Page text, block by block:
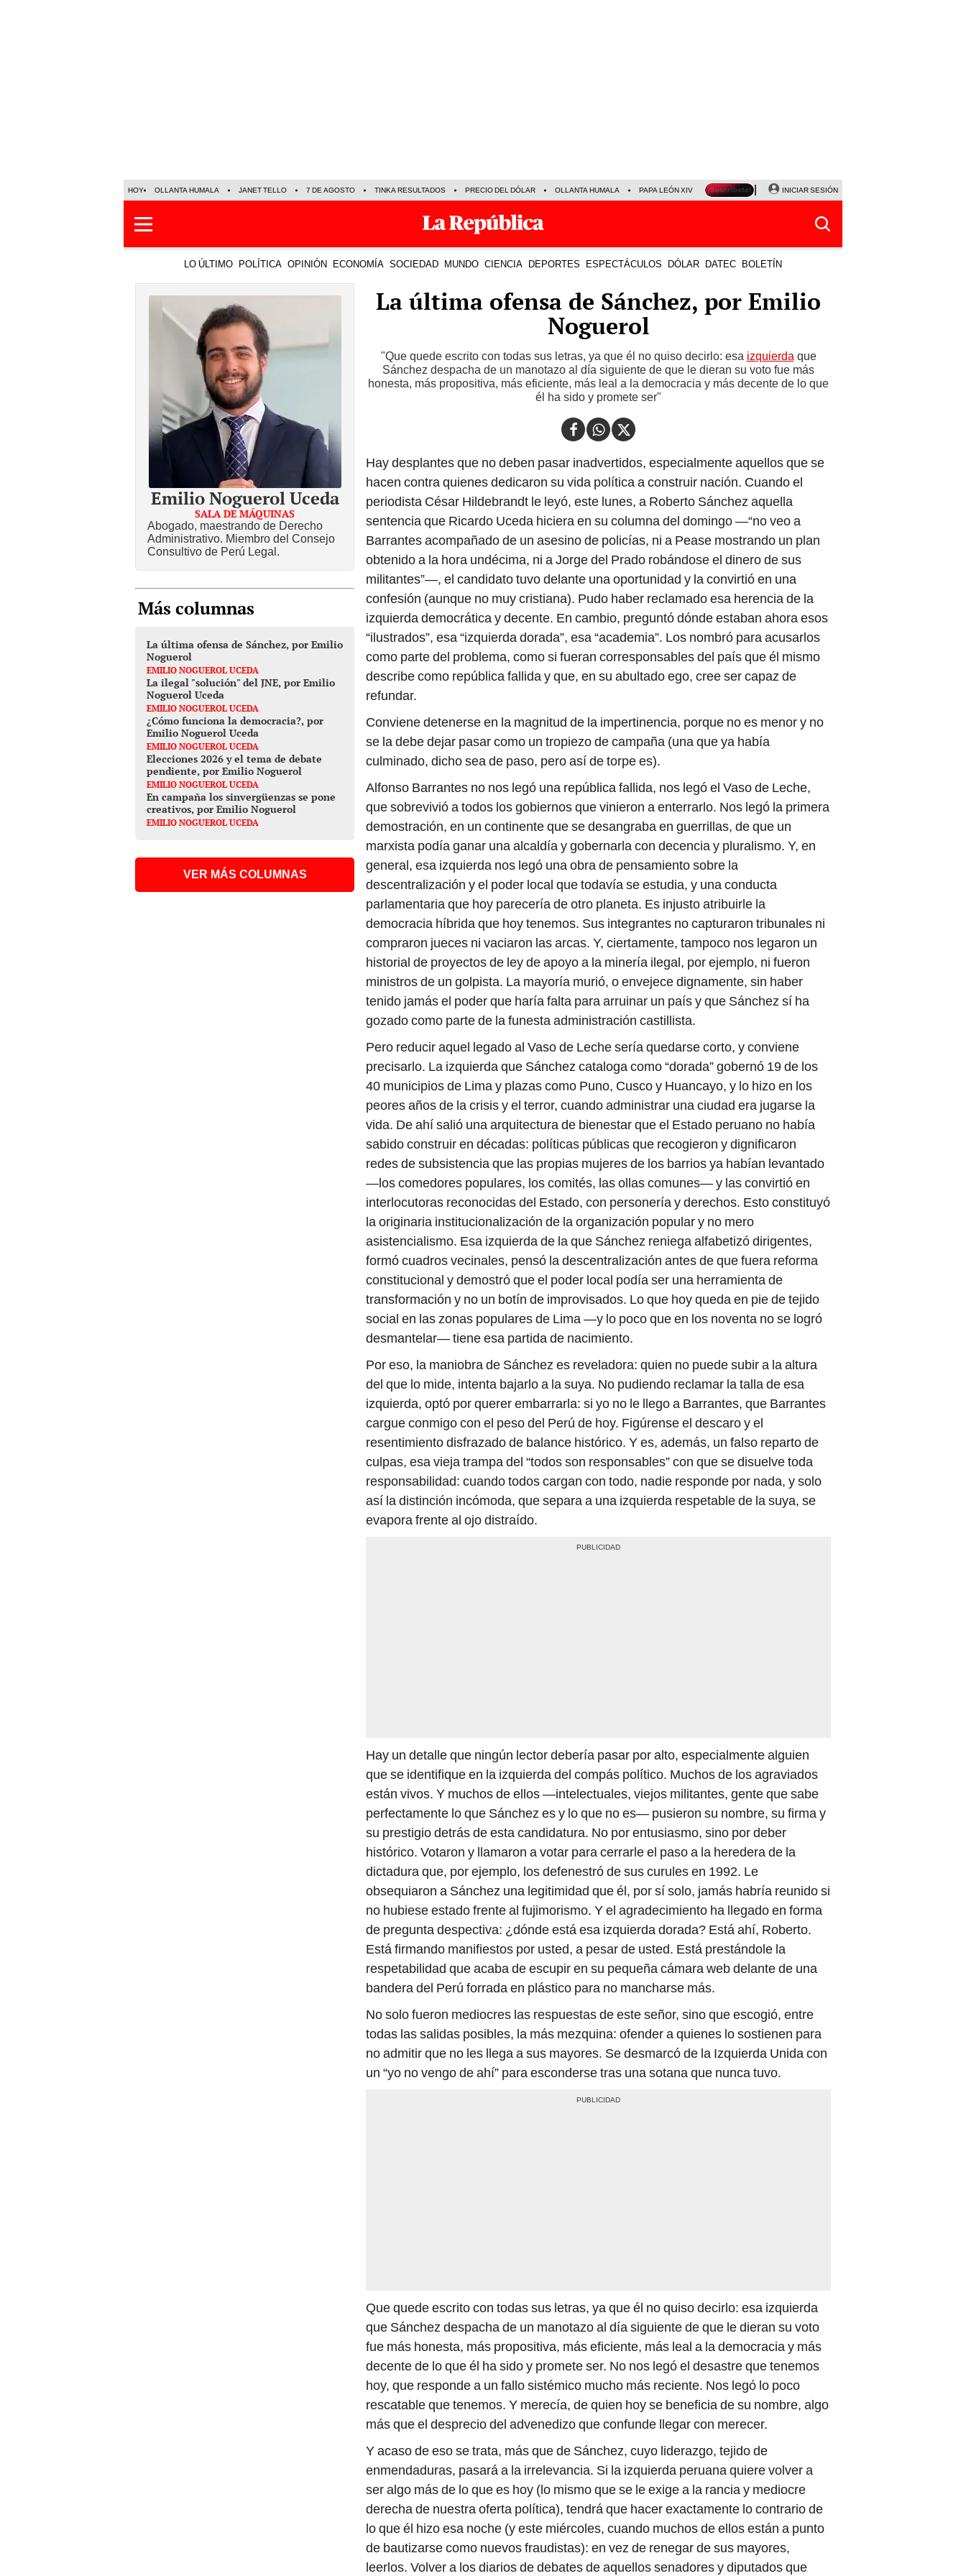
HOY OLLANTA HUMALA JANET TELLO 7 DE AGOSTO TINKA RESULTADOS PRECIO DEL DÓLAR OLLANTA HUMALA PAPA LEÓN XIV NALDY SALDAÑA LA BELLA LUZ
INICIAR SESIÓN
LO ÚLTIMO POLÍTICA OPINIÓN ECONOMÍA SOCIEDAD MUNDO CIENCIA DEPORTES ESPECTÁCULOS DÓLAR DATEC BOLETÍN
La última ofensa de Sánchez, por Emilio
Noguerol
"Que quede escrito con todas sus letras, ya que él no quiso decirlo: esa izquierdaque
Sánchez despacha de un manotazo al día siguiente de que le dieran su voto fue más
honesta, más propositiva, más eficiente, más leal a la democracia y más decente de lo que
él ha sido y promete ser"
Hay desplantes que no deben pasar inadvertidos, especialmente aquellos que se
hacen contra quienes dedicaron su vida política a construir nación. Cuando el
periodista César Hildebrandt le leyó, este lunes, a Roberto Sánchez aquella
sentencia que Ricardo Uceda hiciera en su columna del domingo —“no veo a
Barrantes acompañado de un asesino de policías, ni a Pease mostrando un plan
obtenido a la hora undécima, ni a Jorge del Prado robándose el dinero de sus
militantes”—, el candidato tuvo delante una oportunidad y la convirtió en una
confesión (aunque no muy cristiana). Pudo haber reclamado esa herencia de la
izquierda democrática y decente. En cambio, preguntó dónde estaban ahora esos
“ilustrados”, esa “izquierda dorada”, esa “academia”. Los nombró para acusarlos
como parte del problema, como si fueran corresponsables del país que él mismo
describe como república fallida y que, en su abultado ego, cree ser capaz de
refundar.
Conviene detenerse en la magnitud de la impertinencia, porque no es menor y no
se la debe dejar pasar como un tropiezo de campaña (una que ya había
culminado, dicho sea de paso, pero así de torpe es).
Alfonso Barrantes no nos legó una república fallida, nos legó el Vaso de Leche,
que sobrevivió a todos los gobiernos que vinieron a enterrarlo. Nos legó la primera
demostración, en un continente que se desangraba en guerrillas, de que un
marxista podía ganar una alcaldía y gobernarla con decencia y pluralismo. Y, en
general, esa izquierda nos legó una obra de pensamiento sobre la
descentralización y el poder local que todavía se estudia, y una conducta
parlamentaria que hoy parecería de otro planeta. Es injusto atribuirle la
democracia híbrida que hoy tenemos. Sus integrantes no capturaron tribunales ni
compraron jueces ni vaciaron las arcas. Y, ciertamente, tampoco nos legaron un
historial de proyectos de ley de apoyo a la minería ilegal, por ejemplo, ni fueron
ministros de un golpista. La mayoría murió, o envejece dignamente, sin haber
tenido jamás el poder que haría falta para arruinar un país y que Sánchez sí ha
gozado como parte de la funesta administración castillista.
Pero reducir aquel legado al Vaso de Leche sería quedarse corto, y conviene
precisarlo. La izquierda que Sánchez cataloga como “dorada” gobernó 19 de los
40 municipios de Lima y plazas como Puno, Cusco y Huancayo, y lo hizo en los
peores años de la crisis y el terror, cuando administrar una ciudad era jugarse la
vida. De ahí salió una arquitectura de bienestar que el Estado peruano no había
sabido construir en décadas: políticas públicas que recogieron y dignificaron
redes de subsistencia que las propias mujeres de los barrios ya habían levantado
—los comedores populares, los comités, las ollas comunes— y las convirtió en
interlocutoras reconocidas del Estado, con personería y derechos. Esto constituyó
la originaria institucionalización de la organización popular y no mero
asistencialismo. Esa izquierda de la que Sánchez reniega alfabetizó dirigentes,
formó cuadros vecinales, pensó la descentralización antes de que fuera reforma
constitucional y demostró que el poder local podía ser una herramienta de
transformación y no un botín de improvisados. Lo que hoy queda en pie de tejido
social en las zonas populares de Lima —y lo poco que en los noventa no se logró
desmantelar— tiene esa partida de nacimiento.
Por eso, la maniobra de Sánchez es reveladora: quien no puede subir a la altura
del que lo mide, intenta bajarlo a la suya. No pudiendo reclamar la talla de esa
izquierda, optó por querer embarrarla: si yo no le llego a Barrantes, que Barrantes
cargue conmigo con el peso del Perú de hoy. Figúrense el descaro y el
resentimiento disfrazado de balance histórico. Y es, además, un falso reparto de
culpas, esa vieja trampa del “todos son responsables” con que se disuelve toda
responsabilidad: cuando todos cargan con todo, nadie responde por nada, y solo
así la distinción incómoda, que separa a una izquierda respetable de la suya, se
evapora frente al ojo distraído.
Hay un detalle que ningún lector debería pasar por alto, especialmente alguien
que se identifique en la izquierda del compás político. Muchos de los agraviados
están vivos. Y muchos de ellos —intelectuales, viejos militantes, gente que sabe
perfectamente lo que Sánchez es y lo que no es— pusieron su nombre, su firma y
su prestigio detrás de esta candidatura. No por entusiasmo, sino por deber
histórico. Votaron y llamaron a votar para cerrarle el paso a la heredera de la
dictadura que, por ejemplo, los defenestró de sus curules en 1992. Le
obsequiaron a Sánchez una legitimidad que él, por sí solo, jamás habría reunido si
no hubiese estado frente al fujimorismo. Y el agradecimiento ha llegado en forma
de pregunta despectiva: ¿dónde está esa izquierda dorada? Está ahí, Roberto.
Está firmando manifiestos por usted, a pesar de usted. Está prestándole la
respetabilidad que acaba de escupir en su pequeña cámara web delante de una
bandera del Perú forrada en plástico para no mancharse más.
No solo fueron mediocres las respuestas de este señor, sino que escogió, entre
todas las salidas posibles, la más mezquina: ofender a quienes lo sostienen para
no admitir que no les llega a sus mayores. Se desmarcó de la Izquierda Unida con
un “yo no vengo de ahí” para esconderse tras una sotana que nunca tuvo.
Que quede escrito con todas sus letras, ya que él no quiso decirlo: esa izquierda
que Sánchez despacha de un manotazo al día siguiente de que le dieran su voto
fue más honesta, más propositiva, más eficiente, más leal a la democracia y más
decente de lo que él ha sido y promete ser. No nos legó el desastre que tenemos
hoy, que responde a un fallo sistémico mucho más reciente. Nos legó lo poco
rescatable que tenemos. Y merecía, de quien hoy se beneficia de su nombre, algo
más que el desprecio del advenedizo que confunde llegar con merecer.
Y acaso de eso se trata, más que de Sánchez, cuyo liderazgo, tejido de
enmendaduras, pasará a la irrelevancia. Si la izquierda peruana quiere volver a
ser algo más de lo que es hoy (lo mismo que se le exige a la rancia y mediocre
derecha de nuestra oferta política), tendrá que hacer exactamente lo contrario de
lo que él hizo esa noche (y este miércoles, cuando muchos de ellos están a punto
de bautizarse como nuevos fraudistas): en vez de renegar de sus mayores,
leerlos. Volver a los diarios de debates de aquellos senadores y diputados que
Emilio Noguerol Uceda
SALA DE MÁQUINAS
Abogado, maestrando de Derecho
Administrativo. Miembro del Consejo
Consultivo de Perú Legal.
Más columnas
La última ofensa de Sánchez, por Emilio
Noguerol
EMILIO NOGUEROL UCEDA
La ilegal "solución" del JNE, por Emilio
Noguerol Uceda
EMILIO NOGUEROL UCEDA
¿Cómo funciona la democracia?, por
Emilio Noguerol Uceda
EMILIO NOGUEROL UCEDA
Elecciones 2026 y el tema de debate
pendiente, por Emilio Noguerol
EMILIO NOGUEROL UCEDA
En campaña los sinvergüenzas se pone
creativos, por Emilio Noguerol
EMILIO NOGUEROL UCEDA
VER MÁS COLUMNAS